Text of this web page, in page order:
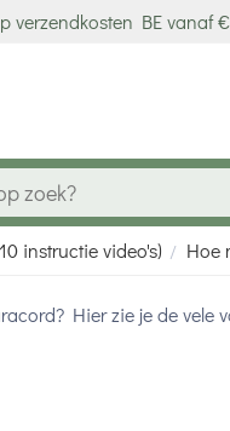
verzendkosten BE vanaf
instructie video's) / Hoe
Hier zie je de